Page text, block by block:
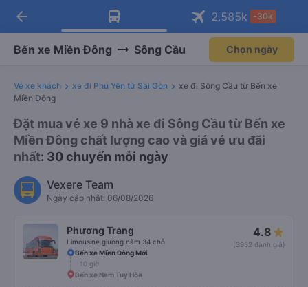
Tải app Vexere ngay!
Nhận ưu đãi thành viên độc
Mở app
Tải app Vexere
-30k/ghế khi đặt vé máy bay qua
Mở app
arrow_back 2.585k -30k
Bến xe Miền Đông Sông Cầu Chọn ngày
Vé xe khách xe đi Phú Yên từ Sài Gòn
xe đi Sông Cầu từ Bến xe
Miền Đông
Đặt mua vé xe 9 nhà xe đi Sông Cầu từ Bến xe
Miền Đông chất lượng cao và giá vé ưu đãi
nhất: 30 chuyến mỗi ngày
Vexere Team
Ngày cập nhật: 06/08/2026
Phương Trang
Limousine giường nằm 34 chỗ
4.8
(3952 đánh giá)
Bến xe Miền Đông Mới
10 giờ
Bến xe Nam Tuy Hòa